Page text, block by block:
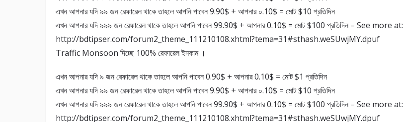
এখন আপনার যদি ৯৯ জন রেফারেল থাকে তাহলে আপনি পাবেন 9.90$ + আপনার ০.10$ = মোট $10 প্রতিদিন
এখন আপনার যদি ৯৯৯ জন রেফারেল থাকে তাহলে আপনি পাবেন 99.90$ + আপনার 0.10$ = মোট $100 প্রতিদিন – See more at:
http://bdtipser.com/forum2_theme_111210108.xhtml?tema=31#sthash.weSUwjMY.dpuf
Traffic Monsoon দিচ্ছে 100% রেফারেল ইনকাম ।
এখন আপনার যদি ৯ জন রেফারেল থাকে তাহলে আপনি পাবেন 0.90$ + আপনার 0.10$ = মোট $1 প্রতিদিন
এখন আপনার যদি ৯৯ জন রেফারেল থাকে তাহলে আপনি পাবেন 9.90$ + আপনার ০.10$ = মোট $10 প্রতিদিন
এখন আপনার যদি ৯৯৯ জন রেফারেল থাকে তাহলে আপনি পাবেন 99.90$ + আপনার 0.10$ = মোট $100 প্রতিদিন – See more at:
http://bdtipser.com/forum2_theme_111210108.xhtml?tema=31#sthash.weSUwjMY.dpuf